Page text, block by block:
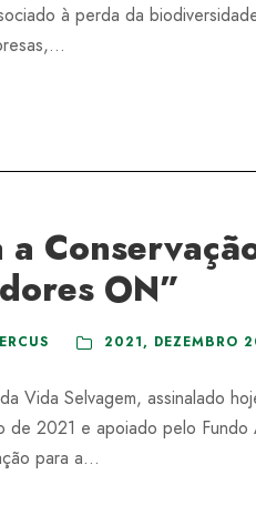
à perda da
ON”
2021, DEZEMBRO
Vida Selvagem, assinalado
de 2021 e apoiado pelo
para a...